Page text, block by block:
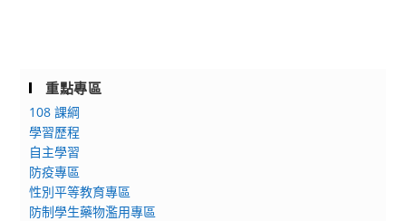
重點專區
108 課綱
學習歷程
自主學習
防疫專區
性別平等教育專區
防制學生藥物濫用專區